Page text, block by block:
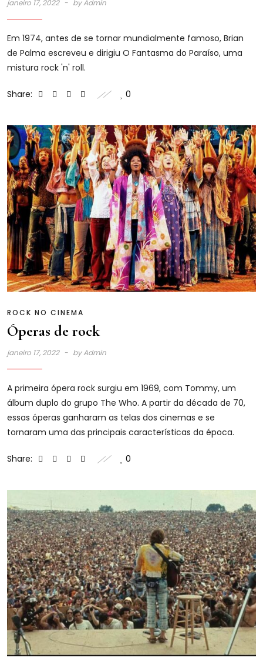
janeiro 17, 2022 byAdmin
Em 1974, antes de se tornar mundialmente famoso, Brian
de Palma escreveu e dirigiu O Fantasma do Paraíso, uma
mistura rock 'n' roll.
Share: 0
ROCK NO CINEMA
Óperas de rock
janeiro 17, 2022 byAdmin
A primeira ópera rock surgiu em 1969, com Tommy, um
álbum duplo do grupo The Who. A partir da década de 70,
essas óperas ganharam as telas dos cinemas e se
tornaram uma das principais características da época.
Share: 0